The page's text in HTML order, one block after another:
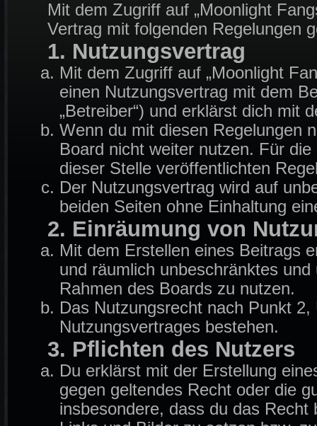
Mit dem Zugriff auf „Moonlight
Vertrag mit folgenden Regelungen
1. Nutzungsvertrag
Mit dem Zugriff auf „Moonlight
einen Nutzungsvertrag mit dem
„Betreiber“) und erklärst dich mit
Wenn du mit diesen Regelungen
Board nicht weiter nutzen. Für
dieser Stelle veröffentlichten
Der Nutzungsvertrag wird auf
beiden Seiten ohne Einhaltung
2. Einräumung von
Mit dem Erstellen eines Beitrags
und räumlich unbeschränktes
Rahmen des Boards zu nutzen.
Das Nutzungsrecht nach Punkt
Nutzungsvertrages bestehen.
3. Pflichten des Nutzers
Du erklärst mit der Erstellung
gegen geltendes Recht oder die
insbesondere, dass du das